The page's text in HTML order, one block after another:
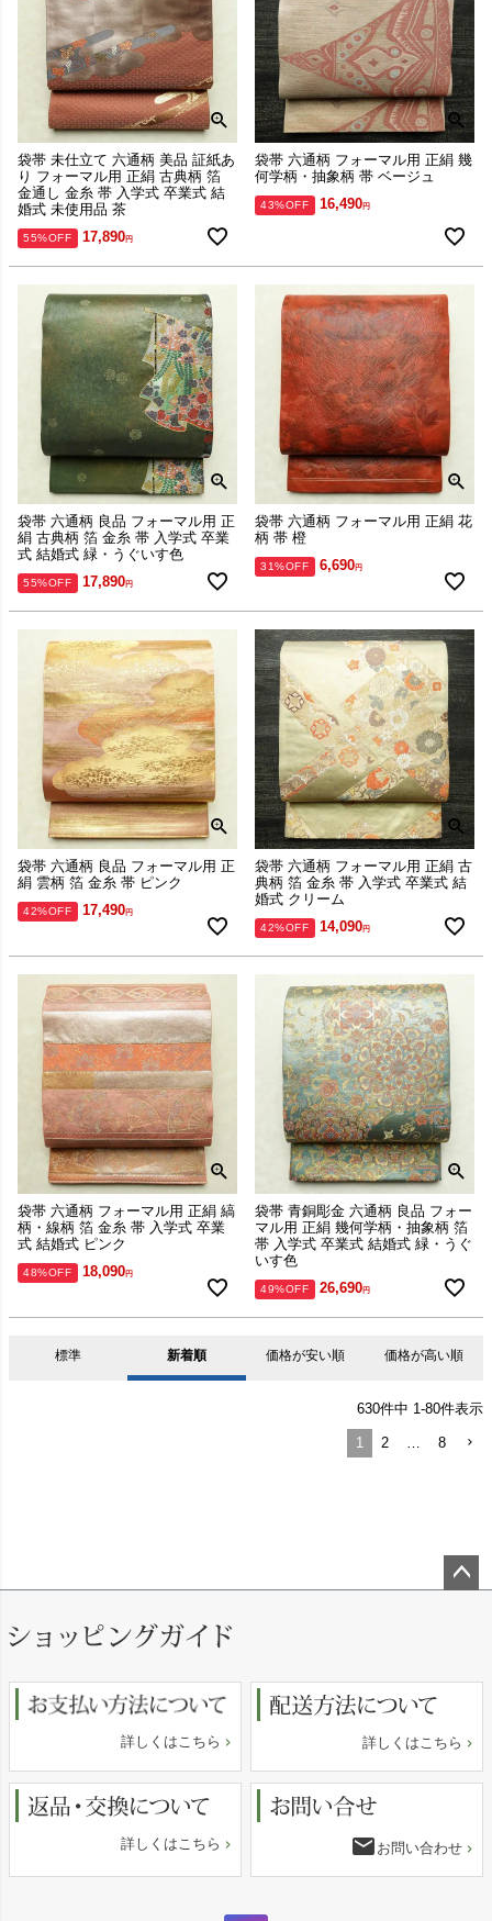
袋帯 未仕立て 六通柄 美品 証紙あ
り フォーマル用 正絹 古典柄 箔
金通し 金糸 帯 入学式 卒業式 結
婚式 未使用品 茶
55%OFF 17,890
袋帯 六通柄 フォーマル用 正絹 幾
何学柄・抽象柄 帯 ベージュ
43%OFF 16,490
袋帯 六通柄 良品 フォーマル用 正
絹 古典柄 箔 金糸 帯 入学式 卒業
式 結婚式 緑・うぐいす色
55%OFF 17,890
袋帯 六通柄 フォーマル用 正絹 花
柄 帯 橙
31%OFF 6,690
袋帯 六通柄 良品 フォーマル用 正
絹 雲柄 箔 金糸 帯 ピンク
42%OFF 17,490
袋帯 六通柄 フォーマル用 正絹 古
典柄 箔 金糸 帯 入学式 卒業式 結
婚式 クリーム
42%OFF 14,090
袋帯 六通柄 フォーマル用 正絹 縞
柄・線柄 箔 金糸 帯 入学式 卒業
式 結婚式 ピンク
48%OFF 18,090
袋帯 青銅彫金 六通柄 良品 フォー
マル用 正絹 幾何学柄・抽象柄 箔
帯 入学式 卒業式 結婚式 緑・うぐ
いす色
49%OFF 26,690
標準 新着順 価格が安い順 価格が高い順
630件中 1-80件表示
1 2 8
詳しくはこちら 詳しくはこちら
詳しくはこちら email お問い合わせ